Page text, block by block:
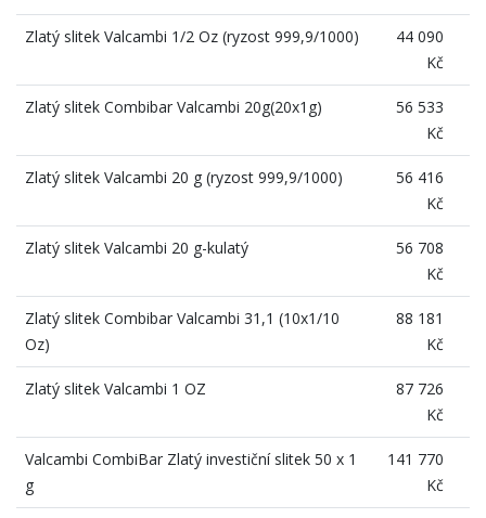
Zlatý slitek Valcambi 1/2 Oz (ryzost 999,9/1000)
44 090
Kč
Zlatý slitek Combibar Valcambi 20g(20x1g)
56 533
Kč
Zlatý slitek Valcambi 20 g (ryzost 999,9/1000)
56 416
Kč
Zlatý slitek Valcambi 20 g-kulatý
56 708
Kč
Zlatý slitek Combibar Valcambi 31,1 (10x1/10
Oz)
88 181
Kč
Zlatý slitek Valcambi 1 OZ
87 726
Kč
Valcambi CombiBar Zlatý investiční slitek 50 x 1
g
141 770
Kč